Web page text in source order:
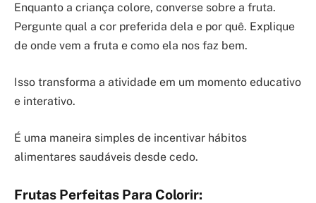
Enquanto a criança colore, converse sobre a fruta.
Pergunte qual a cor preferida dela e por quê. Explique
de onde vem a fruta e como ela nos faz bem.
Isso transforma a atividade em um momento educativo
e interativo.
É uma maneira simples de incentivar hábitos
alimentares saudáveis desde cedo.
Frutas Perfeitas Para Colorir: